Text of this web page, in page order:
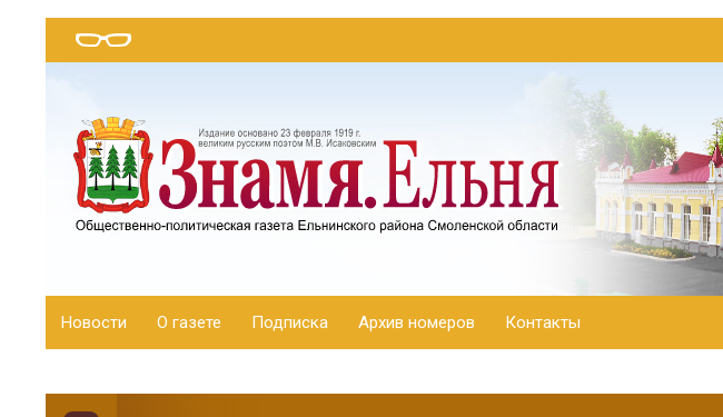
Новости О газете Подписка Архив номеров Контакты